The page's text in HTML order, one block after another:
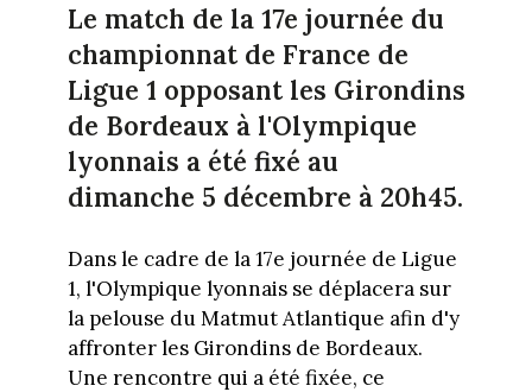
Le match de la 17e journée du
championnat de France de
Ligue 1 opposant les Girondins
de Bordeaux à l'Olympique
lyonnais a été fixé au
dimanche 5 décembre à 20h45.
Dans le cadre de la 17e journée de Ligue
1, l'Olympique lyonnais se déplacera sur
la pelouse du Matmut Atlantique afin d'y
affronter les Girondins de Bordeaux.
Une rencontre qui a été fixée, ce